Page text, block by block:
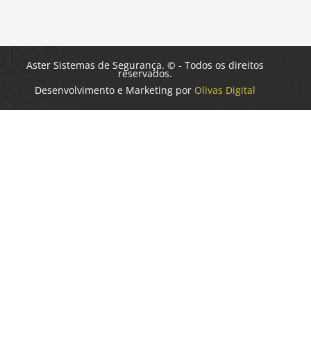
Aster Sistemas de Segurança. © - Todos os direitos
reservados.
Desenvolvimento e Marketing por Olivas Digital